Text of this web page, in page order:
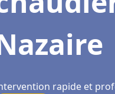
rapide et